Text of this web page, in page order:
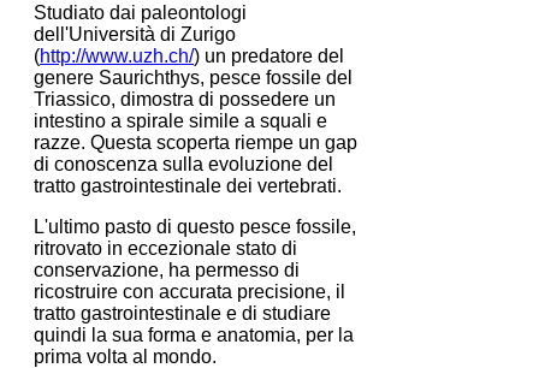
Studiato dai paleontologi
dell'Università di Zurigo
(http://www.uzh.ch/) un predatore del
genere Saurichthys, pesce fossile del
Triassico, dimostra di possedere un
intestino a spirale simile a squali e
razze. Questa scoperta riempe un gap
di conoscenza sulla evoluzione del
tratto gastrointestinale dei vertebrati.
L'ultimo pasto di questo pesce fossile,
ritrovato in eccezionale stato di
conservazione, ha permesso di
ricostruire con accurata precisione, il
tratto gastrointestinale e di studiare
quindi la sua forma e anatomia, per la
prima volta al mondo.